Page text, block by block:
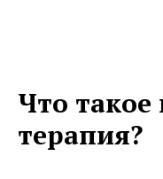
Что такое
терапия?